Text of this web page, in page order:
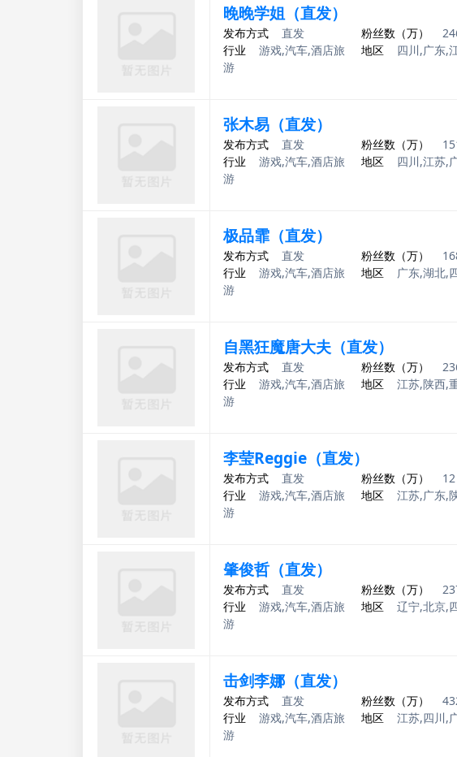
晚晚学姐（直发）
发布方式 直发 粉丝数（万）
行业
游戏,汽车,酒店旅
游
地区 四川,广东,
张木易（直发）
发布方式 直发 粉丝数（万）
行业
游戏,汽车,酒店旅
游
地区 四川,江苏,
极品霏（直发）
发布方式 直发 粉丝数（万）
行业
游戏,汽车,酒店旅
游
地区 广东,湖北,
自黑狂魔唐大夫（直发）
发布方式 直发 粉丝数（万）
行业
游戏,汽车,酒店旅
游
地区 江苏,陕西,
李莹Reggie（直发）
发布方式 直发 粉丝数（万） 12
行业
游戏,汽车,酒店旅
游
地区 江苏,广东,
肇俊哲（直发）
发布方式 直发 粉丝数（万）
行业
游戏,汽车,酒店旅
游
地区 辽宁,北京,
击剑李娜（直发）
发布方式 直发 粉丝数（万）
行业
游戏,汽车,酒店旅
游
地区 江苏,四川,